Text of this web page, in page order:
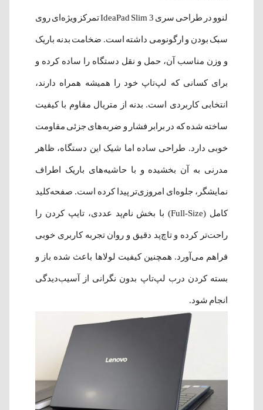
لنوو در طراحی سری IdeaPad Slim 3 تمرکز ویژه‌ای روی
سبک بودن و ارگونومی داشته است. ضخامت بدنه باریک
و وزن مناسب آن، حمل و نقل دستگاه را ساده کرده و
برای کسانی که لپ‌تاپ خود را همیشه همراه دارند،
انتخابی کاربردی است. بدنه از متریال مقاوم با کیفیت
ساخته شده که در برابر فشار و ضربه‌های جزئی مقاومت
خوبی دارد. طراحی ساده اما شیک این دستگاه، ظاهر
مدرنی به آن بخشیده و با حاشیه‌های باریک اطراف
نمایشگر، جلوه‌ای امروزی‌تر پیدا کرده است. صفحه‌کلید
کامل (Full-Size) با بخش نام‌پد عددی، تایپ کردن را
راحت‌تر کرده و تاچ‌پد دقیق و روان تجربه کاربری خوبی
فراهم می‌آورد. همچنین کیفیت لولاها باعث شده باز و
بسته کردن درب لپ‌تاپ بدون نگرانی از آسیب‌دیدگی
انجام شود.